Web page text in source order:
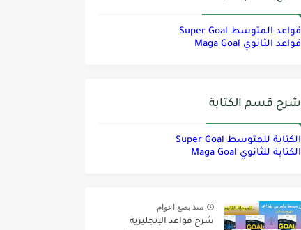
قواعد المتوسط Super Goal
قواعد الثانوي Maga Goal
شرح قسم الكتابة
الكتابة للمتوسط Super Goal
الكتابة للثانوي Maga Goal
منذ بضع اعوام
شرح قواعد الإنجليزية